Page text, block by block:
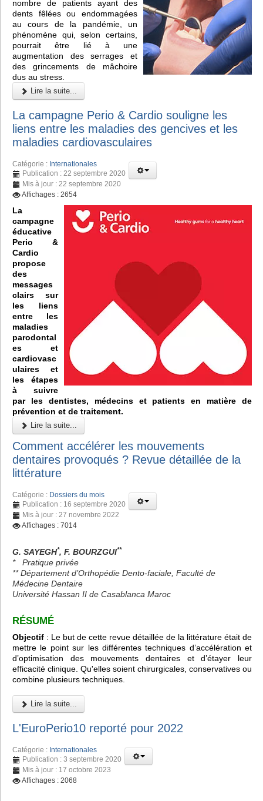
nombre de patients ayant des
dents fêlées ou endommagées
au cours de la pandémie, un
phénomène qui, selon certains,
pourrait être lié à une
augmentation des serrages et
des grincements de mâchoire
dus au stress.
Lire la suite...
La campagne Perio & Cardio souligne les
liens entre les maladies des gencives et les
maladies cardiovasculaires
Catégorie : Internationales
Publication : 22 septembre 2020
Mis à jour : 22 septembre 2020
Affichages : 2654
La
campagne
éducative
Perio &
Cardio
propose
des
messages
clairs sur
les liens
entre les
maladies
parodontal
es et
cardiovasc
ulaires et
les étapes
à suivre
par les dentistes, médecins et patients en matière de
prévention et de traitement.
Lire la suite...
Comment accélérer les mouvements
dentaires provoqués ? Revue détaillée de la
littérature
Catégorie : Dossiers du mois
Publication : 16 septembre 2020
Mis à jour : 27 novembre 2022
Affichages : 7014
G. SAYEGH*, F. BOURZGUI**
*
Pratique privée
** Département d’Orthopédie Dento-faciale, Faculté de
Médecine Dentaire
Université Hassan II de Casablanca Maroc
RÉSUMÉ
Objectif : Le but de cette revue détaillée de la littérature était de
mettre le point sur les différentes techniques d’accélération et
d’optimisation des mouvements dentaires et d’étayer leur
efficacité clinique. Qu'elles soient chirurgicales, conservatives ou
combine plusieurs techniques.
Lire la suite...
L'EuroPerio10 reporté pour 2022
Catégorie : Internationales
Publication : 3 septembre 2020
Mis à jour : 17 octobre 2023
Affichages : 2068